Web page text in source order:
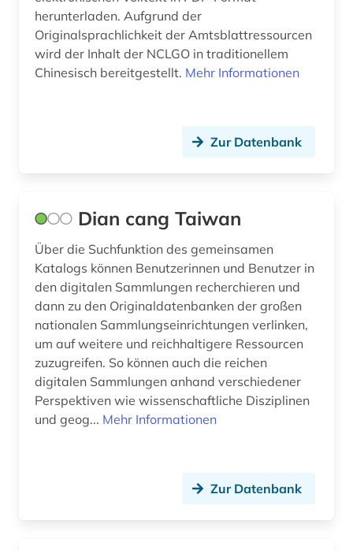
herunterladen. Aufgrund der
Originalsprachlichkeit der Amtsblattressourcen
wird der Inhalt der NCLGO in traditionellem
Chinesisch bereitgestellt. Mehr Informationen
Zur Datenbank
Dian cang Taiwan
Über die Suchfunktion des gemeinsamen
Katalogs können Benutzerinnen und Benutzer in
den digitalen Sammlungen recherchieren und
dann zu den Originaldatenbanken der großen
nationalen Sammlungseinrichtungen verlinken,
um auf weitere und reichhaltigere Ressourcen
zuzugreifen. So können auch die reichen
digitalen Sammlungen anhand verschiedener
Perspektiven wie wissenschaftliche Disziplinen
und geog... Mehr Informationen
Zur Datenbank